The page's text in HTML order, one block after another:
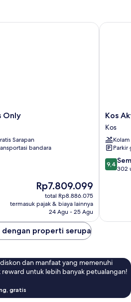
Only
Sarapan
bandara
Harga
sekarang
Rp7.809.099
Rp7.809.099
total Rp8.886.075
termasuk pajak & biaya lainnya
24 Agu - 25 Agu
Kos
Aktis
Art
Hotel
Kos
Kos
Kos
Parkir
9.4
dari
9,4
302
Kos
dengan properti serupa
dan manfaat yang memenuhi
reward untuk lebih banyak petualangan!
gratis